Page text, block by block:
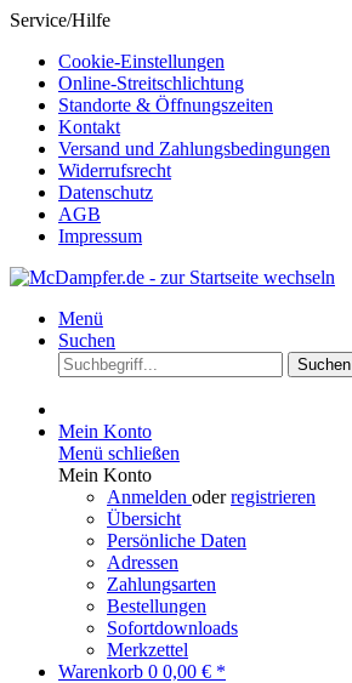
Service/Hilfe
Cookie-Einstellungen
Online-Streitschlichtung
Standorte & Öffnungszeiten
Kontakt
Versand und Zahlungsbedingungen
Widerrufsrecht
Datenschutz
AGB
Impressum
Menü
Suchen
Suchen
Mein Konto
Menü schließen
Mein Konto
Anmelden oderregistrieren
Übersicht
Persönliche Daten
Adressen
Zahlungsarten
Bestellungen
Sofortdownloads
Merkzettel
Warenkorb 0 0,00 € *